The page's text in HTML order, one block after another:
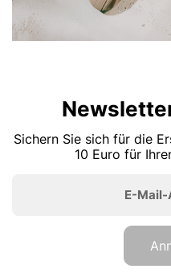
Sichern Sie sich für die
10 Euro für
E-Mail-